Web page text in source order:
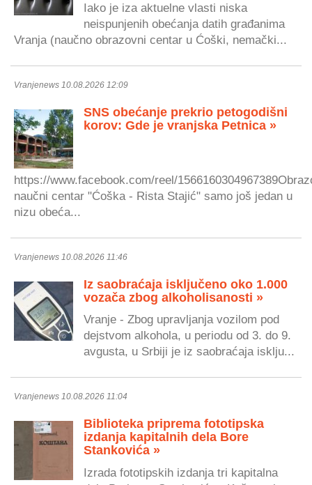
Iako je iza aktuelne vlasti niska
neispunjenih obećanja datih građanima
Vranja (naučno obrazovni centar u Ćoški, nemački...
Vranjenews 10.08.2026 12:09
SNS obećanje prekrio petogodišni
korov: Gde je vranjska Petnica »
https://www.facebook.com/reel/
naučni centar "Ćoška - Rista Stajić" samo još jedan u
nizu obeća...
Vranjenews 10.08.2026 11:46
Iz saobraćaja isključeno oko 1.000
vozača zbog alkoholisanosti »
Vranje - Zbog upravljanja vozilom pod
dejstvom alkohola, u periodu od 3. do 9.
avgusta, u Srbiji je iz saobraćaja isklju...
Vranjenews 10.08.2026 11:04
Biblioteka priprema fototipska
izdanja kapitalnih dela Bore
Stankovića »
Izrada fototipskih izdanja tri kapitalna